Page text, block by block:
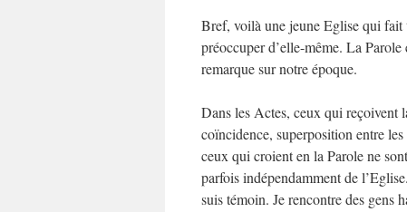
Bref, voilà une jeune Eglise qui fait
préoccuper d’elle-même. La
remarque sur notre époque.
Dans les Actes, ceux qui reçoivent
coïncidence, superposition entre
ceux qui croient en la Parole ne
parfois indépendamment de
suis témoin. Je rencontre des gens